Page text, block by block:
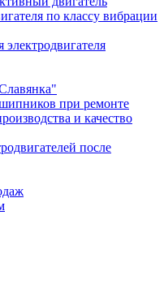
по классу вибрации
электродвигателя
при ремонте
и качество
после